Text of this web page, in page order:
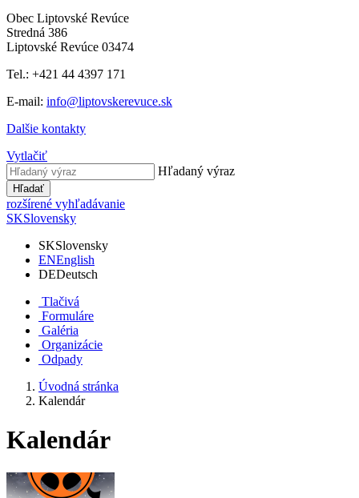
Obec Liptovské Revúce
Stredná 386
Liptovské Revúce 03474
Tel.: +421 44 4397 171
E-mail: info@liptovskerevuce.sk
Dalšie kontakty
Vytlačiť
Hľadaný výraz
Hľadať
rozšírené vyhľadávanie
SKSlovensky
SKSlovensky
ENEnglish
DEDeutsch
Tlačivá
Formuláre
Galéria
Organizácie
Odpady
Úvodná stránka
Kalendár
Kalendár